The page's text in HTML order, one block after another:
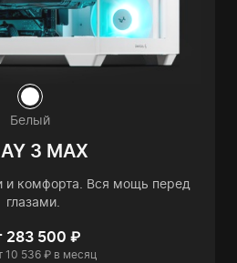
Белый
3 MAX
и комфорта. Вся мощь перед
глазами.
283 500 ₽
10 536 ₽ в месяц